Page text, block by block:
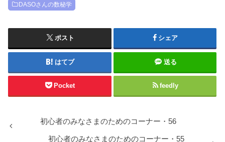
DASOさんの数秘学
ポスト シェア
はてブ 送る
Pocket feedly
初心者のみなさまのためのコーナー・56
初心者のみなさまのためのコーナー・55